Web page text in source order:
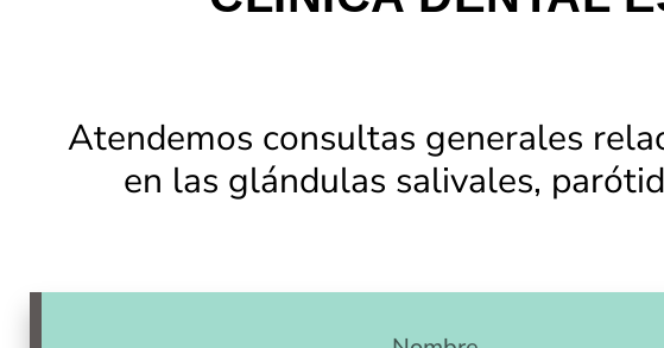
Atendemos consultas generales
en las glándulas salivales,